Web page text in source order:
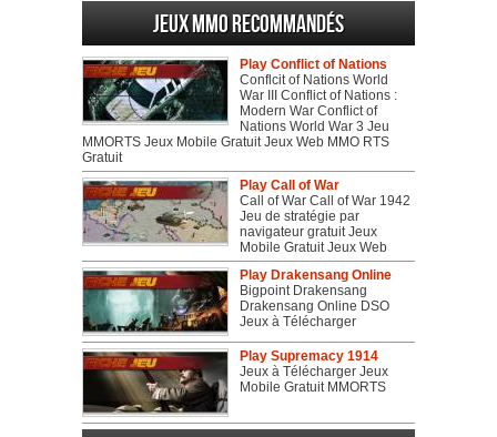
Jeux MMO recommandés
Play Conflict of Nations
Conflcit of Nations World
War III Conflict of Nations :
Modern War Conflict of
Nations World War 3 Jeu
MMORTS Jeux Mobile Gratuit Jeux Web MMO RTS
Gratuit
Play Call of War
Call of War Call of War 1942
Jeu de stratégie par
navigateur gratuit Jeux
Mobile Gratuit Jeux Web
Play Drakensang Online
Bigpoint Drakensang
Drakensang Online DSO
Jeux à Télécharger
Play Supremacy 1914
Jeux à Télécharger Jeux
Mobile Gratuit MMORTS